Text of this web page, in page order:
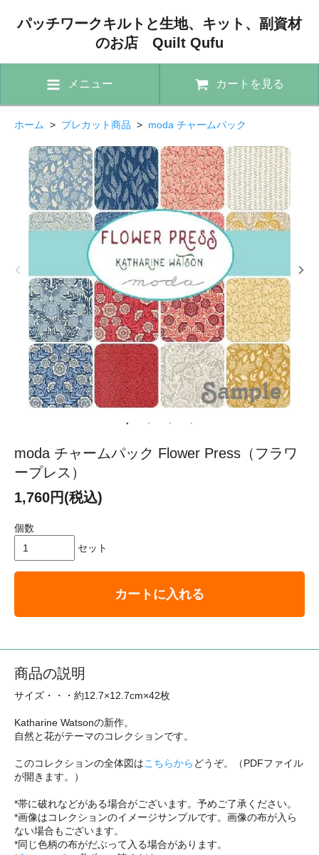
パッチワークキルトと生地、キット、副資材
のお店 Quilt Qufu
メニュー カートを見る
ホーム > プレカット商品 > moda チャームパック
moda チャームパック Flower Press（フラワ
ープレス）
1,760円(税込)
個数
セット
カートに入れる
商品の説明
サイズ・・・約12.7×12.7cm×42枚
Katharine Watsonの新作。
自然と花がテーマのコレクションです。
このコレクションの全体図はこちらから どうぞ。（PDFファイル
が開きます。）
*帯に破れなどがある場合がございます。予めご了承ください。
*画像はコレクションのイメージサンプルです。画像の布が入ら
ない場合もございます。
*同じ色柄の布がだぶって入る場合があります。